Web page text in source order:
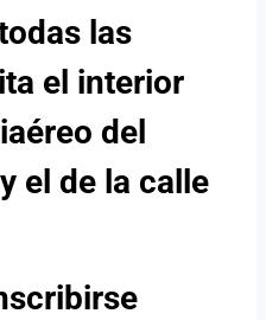
las
el interior
del
el de la calle